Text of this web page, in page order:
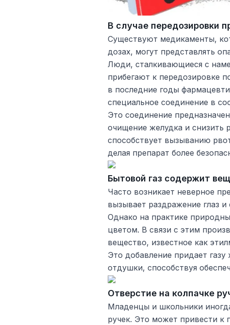
В случае передозировки
Существуют медикаменты,
дозах, могут представлять
Люди, сталкивающиеся с
прибегают к передозировке
в последние годы
специальное соединение в
Это соединение
очищение желудка и снизить
способствует вызыванию
делая препарат более
Бытовой газ содержит
Часто возникает неверное
вызывает раздражение глаз
Однако на практике
цветом. В связи с этим
вещество, известное как
Это добавление придает газу
отдушки, способствуя
Отверстие на колпачке
Младенцы и школьники
ручек. Это может привести к